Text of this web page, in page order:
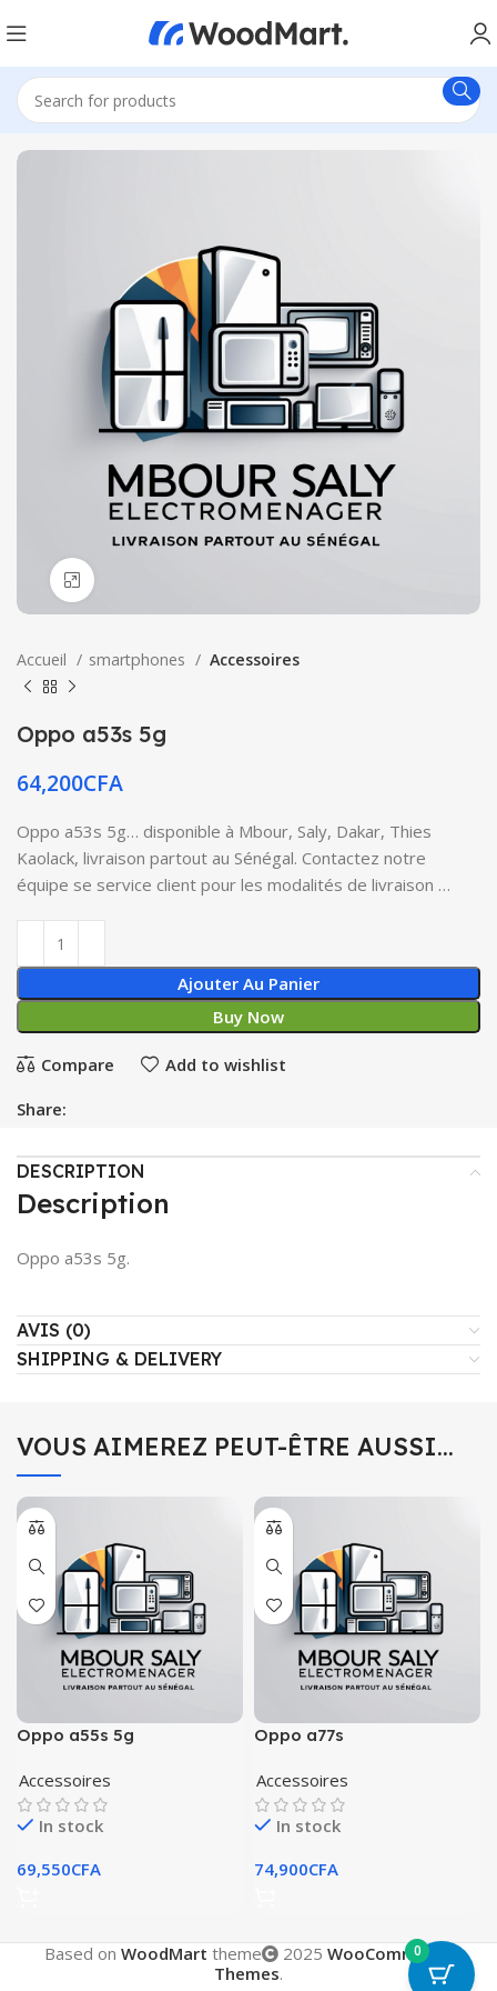
Accueil smartphones Accessoires
Oppo a53s 5g
64,200CFA
Oppo a53s 5g… disponible à Mbour, Saly, Dakar, Thies
Kaolack, livraison partout au Sénégal. Contactez notre
équipe se service client pour les modalités de livraison …
Ajouter Au Panier
Buy Now
Compare Add to wishlist
Share:
DESCRIPTION
Description
Oppo a53s 5g.
AVIS (0)
SHIPPING & DELIVERY
VOUS AIMEREZ PEUT-ÊTRE AUSSI…
Oppo a55s 5g
Accessoires
In stock
69,550CFA
Oppo a77s
Accessoires
In stock
74,900CFA
Based on WoodMart theme 2025 WooCommerce
Themes.
0